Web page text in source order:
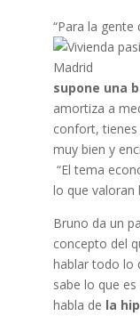
“Para la gente
supone una
amortiza a
confort, tienes
muy bien y
“El tema
lo que valoran
Bruno da un
concepto del
hablar todo lo
sabe lo que
habla de la